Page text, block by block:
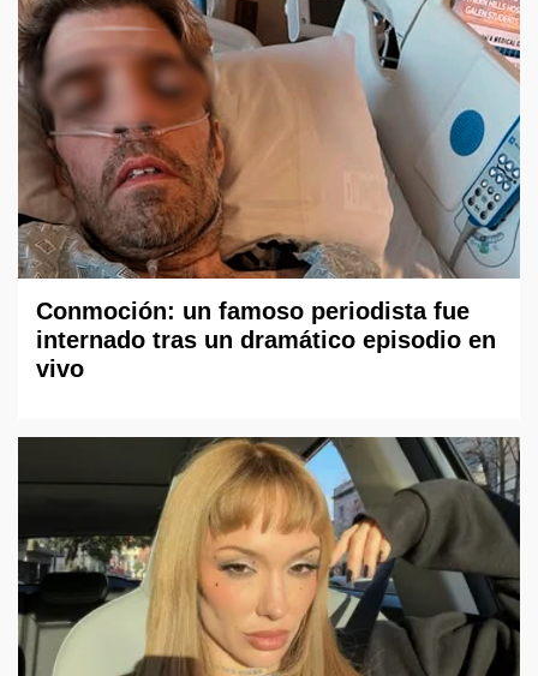
Conmoción: un famoso periodista fue
internado tras un dramático episodio en
vivo